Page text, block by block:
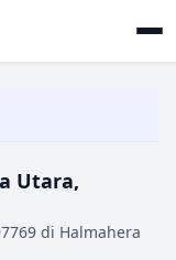
Utara,
di Halmahera